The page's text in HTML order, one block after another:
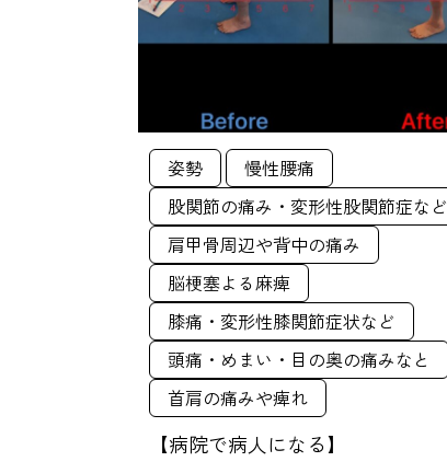
姿勢
慢性腰痛
股関節の痛み・変形性股関節症など
肩甲骨周辺や背中の痛み
脳梗塞よる麻痺
膝痛・変形性膝関節症状など
頭痛・めまい・目の奥の痛みなと
首肩の痛みや痺れ
【病院で病人になる】